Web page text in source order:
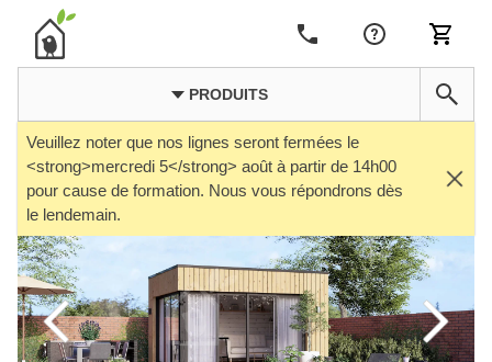
PRODUITS
Veuillez noter que nos lignes seront fermées le
<strong>mercredi 5</strong> août à partir de 14h00
pour cause de formation. Nous vous répondrons dès
le lendemain.